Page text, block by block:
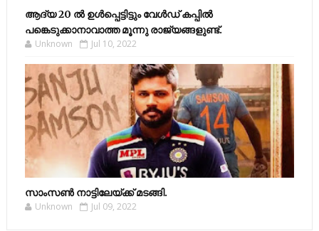
ആദ്യ 20 ല്‍ ഉള്‍പ്പെട്ടിട്ടും വേള്‍ഡ് കപ്പില്‍
പങ്കെടുക്കാനാവാത്ത മൂന്നു രാജ്യങ്ങളുണ്ട്.
Unknown Jul 10, 2022
സാംസണ്‍ നാട്ടിലേയ്‌ക്ക് മടങ്ങി.
Unknown Jul 09, 2022